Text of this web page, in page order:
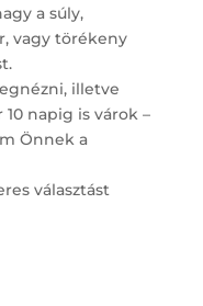
a súly,
vagy törékeny
illetve
napig is várok –
Önnek a
választást